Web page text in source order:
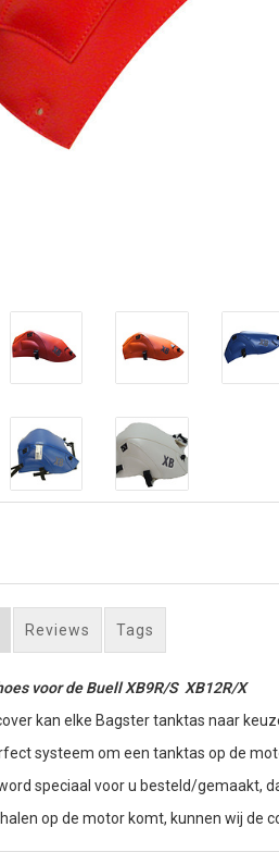
Reviews Tags
voor de Buell XB9R/S XB12R/X
kan elke Bagster tanktas naar
systeem om een tanktas op de
speciaal voor u besteld/gemaakt,
op de motor komt, kunnen wij de